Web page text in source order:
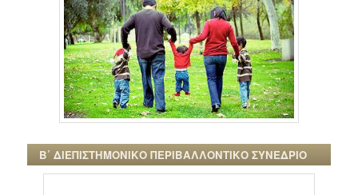
Β΄ ΔΙΕΠΙΣΤΗΜΟΝΙΚΟ ΠΕΡΙΒΑΛΛΟΝΤΙΚΟ ΣΥΝΕΔΡΙΟ